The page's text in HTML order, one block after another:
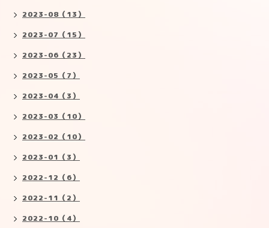
2023-08（13）
2023-07（15）
2023-06（23）
2023-05（7）
2023-04（3）
2023-03（10）
2023-02（10）
2023-01（3）
2022-12（6）
2022-11（2）
2022-10（4）